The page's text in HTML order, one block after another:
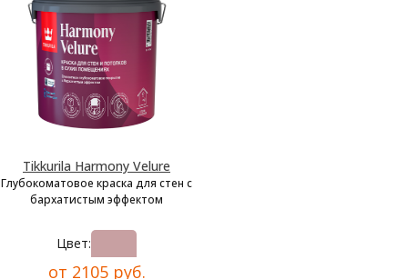
Tikkurila Harmony Velure
Глубокоматовое краска для стен с
бархатистым эффектом
Цвет:
от 2105 руб.